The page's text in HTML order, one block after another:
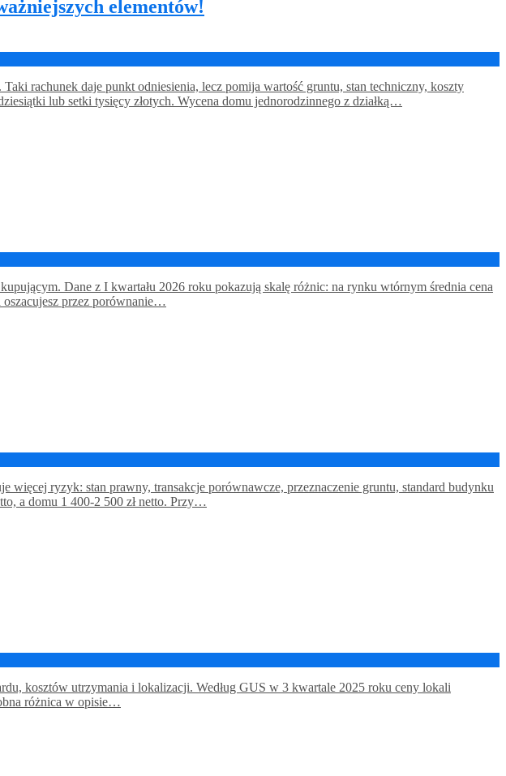
elementów!
rachunek daje punkt odniesienia, lecz pomija wartość gruntu, stan techniczny, koszty
lub setki tysięcy złotych. Wycena domu jednorodzinnego z działką…
Dane z I kwartału 2026 roku pokazują skalę różnic: na rynku wtórnym średnia cena
oszacujesz przez porównanie…
więcej ryzyk: stan prawny, transakcje porównawcze, przeznaczenie gruntu, standard budynku
a domu 1 400-2 500 zł netto. Przy…
kosztów utrzymania i lokalizacji. Według GUS w 3 kwartale 2025 roku ceny lokali
różnica w opisie…